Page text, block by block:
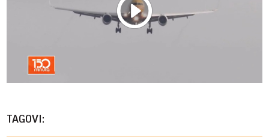
TAGOVI: